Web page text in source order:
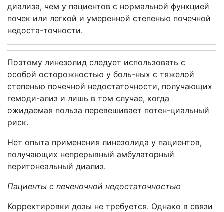
диализа, чем у пациентов с нормальной функцией
почек или легкой и умеренной степенью почечной
недоста-точности.
Поэтому линезолид следует использовать с
особой осторожностью у боль-ных с тяжелой
степенью почечной недостаточности, получающих
гемоди-ализ и лишь в том случае, когда
ожидаемая польза перевешивает потен-циальный
риск.
Нет опыта применения линезолида у пациентов,
получающих непрерывный амбулаторный
перитонеальный диализ.
Пациенты с печеночной недостаточностью
Корректировки дозы не требуется. Однако в связи